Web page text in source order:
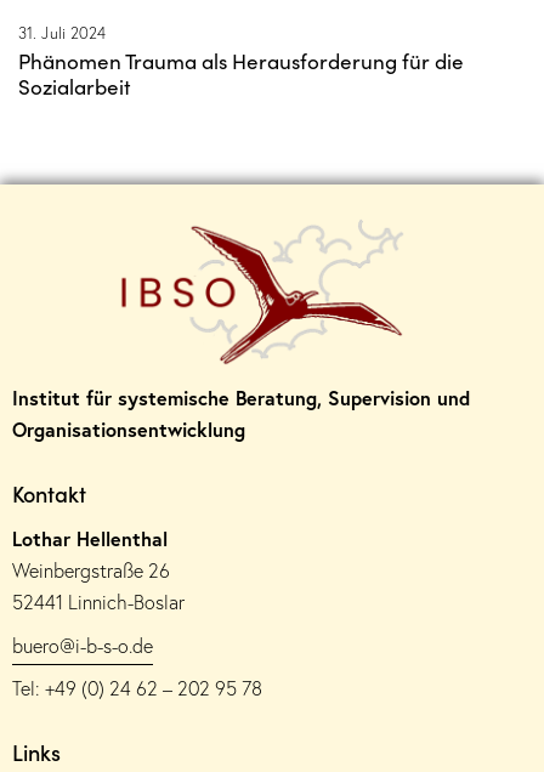
31. Juli 2024
Phänomen Trauma als Herausforderung für die
Sozialarbeit
Institut für systemische Beratung, Supervision und
Organisationsentwicklung
Kontakt
Lothar Hellenthal
Weinbergstraße 26
52441 Linnich-Boslar
buero@i-b-s-o.de
Tel: +49 (0) 24 62 – 202 95 78
Links